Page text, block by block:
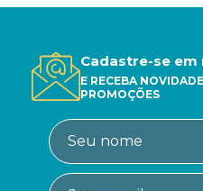
Cadastre-se
E RECEBA
PROMOÇÕES